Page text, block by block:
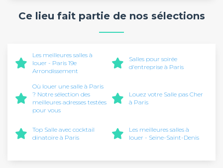
Ce lieu fait partie de nos sélections
Les meilleures salles à
louer - Paris 19e
Arrondissement
Salles pour soirée
d'entreprise à Paris
Où louer une salle à Paris
? Notre sélection des
meilleures adresses testées
pour vous
Louez votre Salle pas Cher
à Paris
Top Salle avec cocktail
dinatoire à Paris
Les meilleures salles à
louer - Seine-Saint-Denis